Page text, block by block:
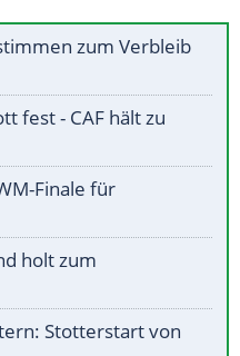
zum Verbleib
fest - CAF hält zu
Finale für
holt zum
Stotterstart von